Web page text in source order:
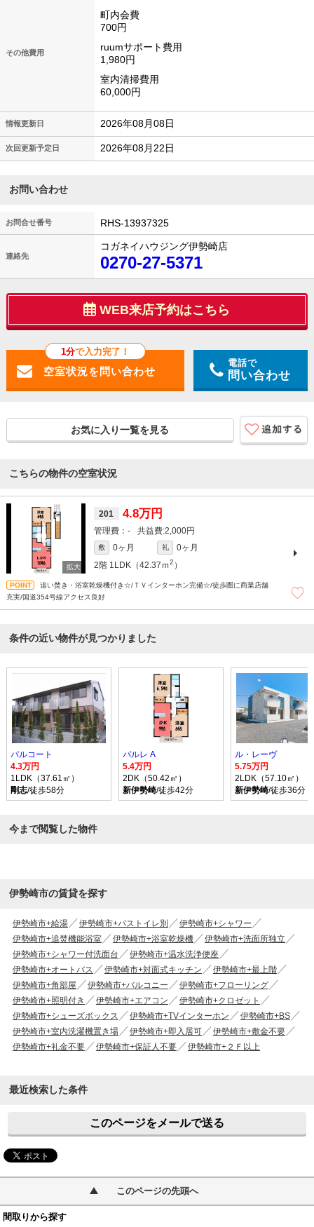
その他費用
町内会費
700円
ruumサポート費用
1,980円
室内清掃費用
60,000円
情報更新日 2026年08月08日
次回更新予定日 2026年08月22日
お問い合わせ
お問合せ番号 RHS-13937325
連絡先
コガネイハウジング伊勢崎店
0270-27-5371
WEB来店予約はこちら
1分で入力完了！
電話で
問い合わせ
お気に入り一覧を見る
こちらの物件の空室状況
201 4.8万円
- 2,000円
敷 0ヶ月 礼
0ヶ月
2階 1LDK（42.37ｍ2 ）
追い焚き・浴室乾燥機付き☆/ＴＶインターホン完備☆/徒歩圏に商業店舗
充実/国道354号線アクセス良好
条件の近い物件が見つかりました
パルコート
4.3万円
1LDK（37.61㎡）
剛志/徒歩58分
パルレ A
5.4万円
2DK（50.42㎡）
新伊勢崎/徒歩42分
ル・レーヴ
5.75万円
2LDK（57.10㎡）
新伊勢崎/徒歩36分
今まで閲覧した物件
伊勢崎市の賃貸を探す
伊勢崎市+給湯 伊勢崎市+バストイレ別
伊勢崎市+シャワー
伊勢崎市+追焚機能浴室
伊勢崎市+浴室乾燥機
伊勢崎市+洗面所独立
伊勢崎市+シャワー付洗面台
伊勢崎市+温水洗浄便座
伊勢崎市+オートバス
伊勢崎市+対面式キッチン
伊勢崎市+最上階
伊勢崎市+角部屋
伊勢崎市+バルコニー
伊勢崎市+フローリング
伊勢崎市+照明付き
伊勢崎市+エアコン
伊勢崎市+クロゼット
伊勢崎市+シューズボックス
伊勢崎市+TVインターホン
伊勢崎市+BS
伊勢崎市+室内洗濯機置き場
伊勢崎市+即入居可
伊勢崎市+敷金不要
伊勢崎市+礼金不要
伊勢崎市+保証人不要 伊勢崎市+２Ｆ以上
最近検索した条件
このページをメールで送る
このページの先頭へ
間取りから探す